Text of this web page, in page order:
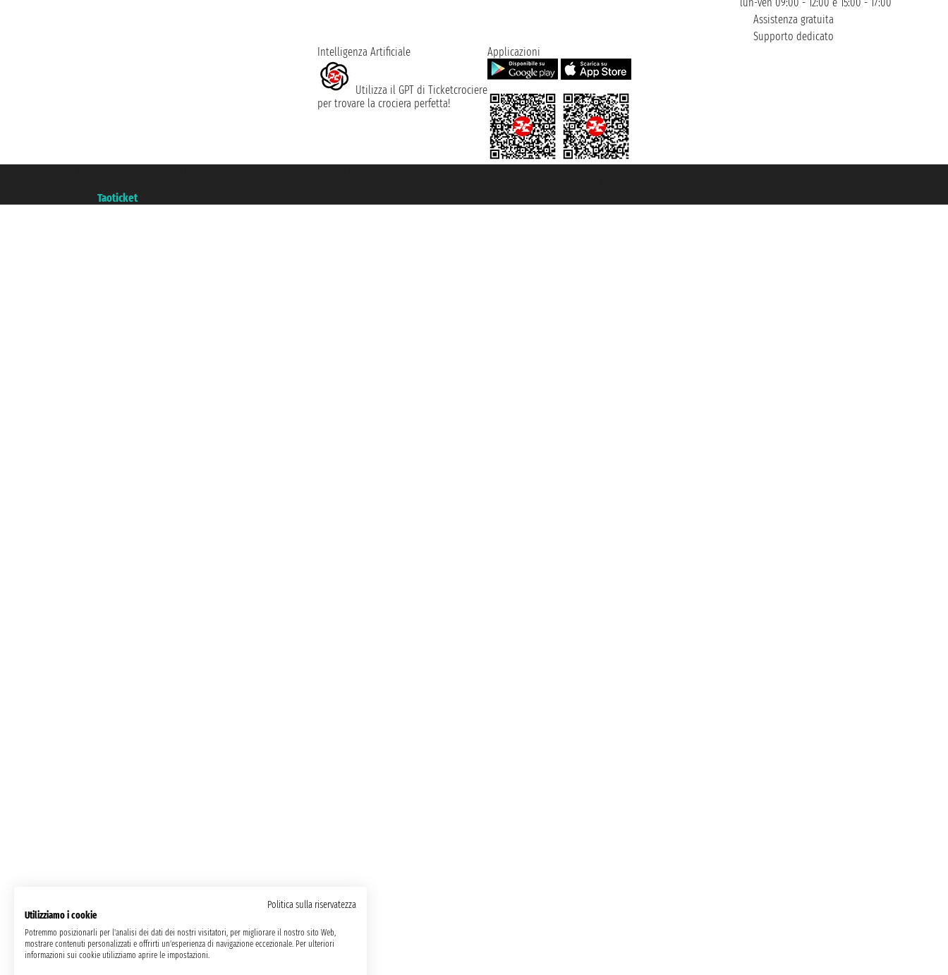
Assistenza gratuita
Supporto dedicato
Intelligenza Artificiale
Utilizza il GPT di Ticketcrociere
per trovare la crociera perfetta!
Applicazioni
Taoticket
Politica sulla riservatezza
Utilizziamo i cookie
Potremmo posizionarli per l'analisi dei dati dei nostri visitatori, per migliorare il nostro sito Web,
mostrare contenuti personalizzati e offrirti un'esperienza di navigazione eccezionale. Per ulteriori
informazioni sui cookie utilizziamo aprire le impostazioni.